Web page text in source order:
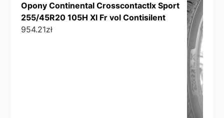
Opony Continental Crosscontactlx Sport
255/45R20 105H Xl Fr vol Contisilent
954.21zł